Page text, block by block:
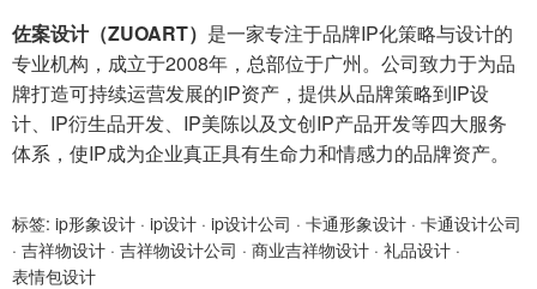
佐案设计（ZUOART） 是一家专注于品牌IP化策略与设计的
专业机构，成立于2008年，总部位于广州。公司致力于为品
牌打造可持续运营发展的IP资产，提供从品牌策略到IP设
计、IP衍生品开发、IP美陈以及文创IP产品开发等四大服务
体系，使IP成为企业真正具有生命力和情感力的品牌资产。
标签: ip形象设计 · ip设计 · ip设计公司 · 卡通形象设计 · 卡通设计公司
· 吉祥物设计 · 吉祥物设计公司 · 商业吉祥物设计 · 礼品设计 ·
表情包设计